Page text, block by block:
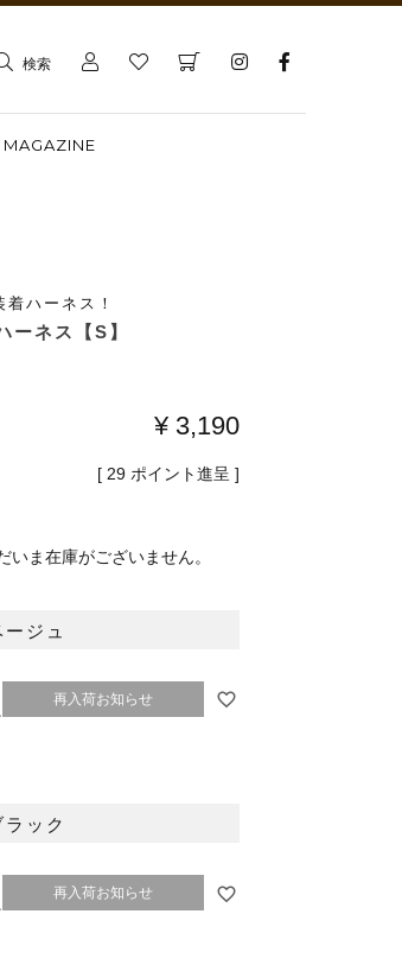
検索
MAGAZINE
ハーネス！
ーネス【S】
¥ 3,190
[ 29 ポイント進呈 ]
ま在庫がございません。
ージュ
再入荷お知らせ
ラック
再入荷お知らせ